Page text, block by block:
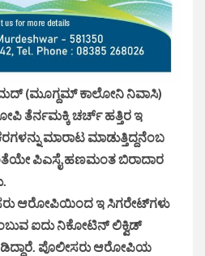
(ಮೂಗ್ದಮ್ ಕಾಲೋನಿ ನಿವಾಸಿ)
ತೆರ್ನಮಕ್ಕಿ ಚರ್ಚ್ ಹತ್ತಿರ ಇ
ಮಾರಾಟ ಮಾಡುತ್ತಿದ್ದನೆಂಬ
ಪಿಎಸೈ ಹಣಮಂತ ಬಿರಾದಾರ
ಆರೋಪಿಯಿಂದ ಇ ಸಿಗರೇಟ್‌ಗಳು
ಐದು ನಿಕೋಟಿನ್ ಲಿಕ್ವಿಡ್
ಪೊಲೀಸರು ಆರೋಪಿಯ